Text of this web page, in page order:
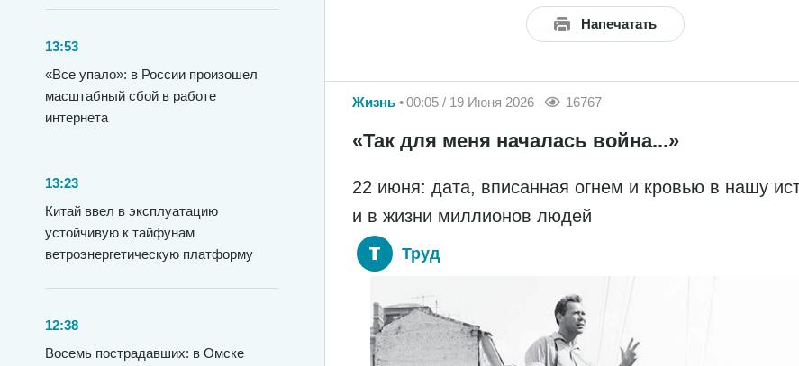
13:53
«Все упало»: в России произошел
масштабный сбой в работе
интернета
13:23
Китай ввел в эксплуатацию
устойчивую к тайфунам
ветроэнергетическую платформу
12:38
Восемь пострадавших: в Омске
Напечатать
Жизнь 00:05 / 19 Июня 2026 16767
«Так для меня началась война...»
22 июня: дата, вписанная огнем и кровью в нашу
и в жизни миллионов людей
Труд